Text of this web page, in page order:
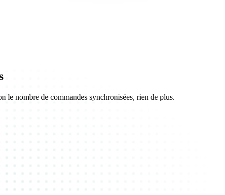
le nombre de commandes synchronisées, rien de plus.